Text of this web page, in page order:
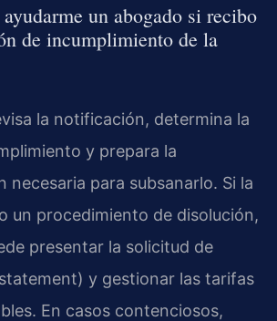
un abogado si recibo
de incumplimiento de la
la notificación, determina la
y prepara la
necesaria para subsanarlo. Si la
un procedimiento de disolución,
presentar la solicitud de
y gestionar las tarifas
En casos contenciosos,